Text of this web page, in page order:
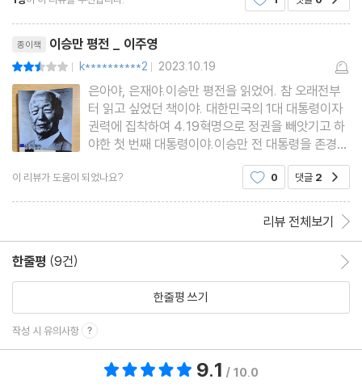
종이책 이승만 평전 _ 이주영
| k**********2 | 2023.10.19
은아야, 은재야.이승만 평전을 읽었어. 참 오래전부
터 읽고 싶었던 책이야. 대한민국의 1대 대통령이자
권력에 집착하여 4.19혁명으로 정권을 빼앗기고 하
야한 첫 번째 대통령이야.이승만 전 대통령을 존경하
고 옹호하는 사람들이 있어. 그의 독립운동 이력과
건국의 공로, 반공주의 대통령, 건국과 그에 따른 공
이 리뷰가 도움이 되었나요? 0 댓글 2
리뷰 전체보기
한줄평 (9건)
한줄평 쓰기
작성 시 유의사항
9.1 / 10.0